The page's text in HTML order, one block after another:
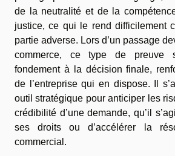
de la neutralité et de la
justice, ce qui le rend difficilement
partie adverse. Lors d’un passage
commerce, ce type de preuve
fondement à la décision finale,
de l’entreprise qui en dispose. Il
outil stratégique pour anticiper les
crédibilité d’une demande, qu’il
ses droits ou d’accélérer la
commercial.